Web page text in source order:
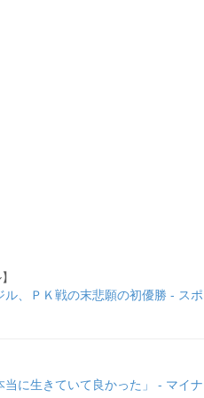
、ＰＫ戦の末悲願の初優勝 - スポ
に生きていて良かった」 - マイナ